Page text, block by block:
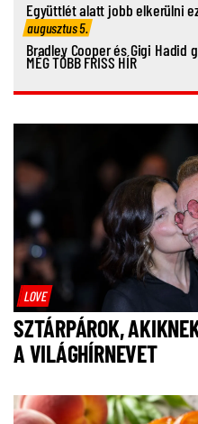
Együttlét alatt jobb elkerülni
augusztus 5.
Bradley Cooper és Gigi Hadid
MÉG TÖBB FRISS HÍR
LOVE
SZTÁRPÁROK,
A VILÁGHÍRNEVET